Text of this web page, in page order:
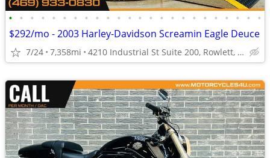
• • • • • • • • • • • • • • • • • • • • • • • •
$292/mo - 2003 Harley-Davidson Screamin Eagle Deuce
7/24 7,358mi 4210 Industrial St Suite 200, Rowlett, TX 75088